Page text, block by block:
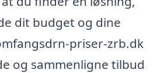
dit budget og dine
priser-zrb.dk
og sammenligne tilbud